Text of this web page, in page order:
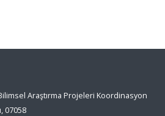
Araştırma Projeleri Koordinasyon
07058